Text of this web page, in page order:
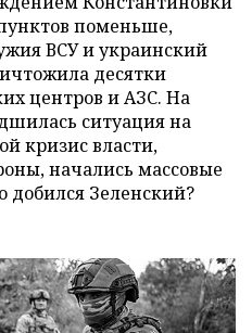
поменьше,
ВСУ и украинский
десятки
центров и АЗС. На
ситуация на
кризис власти,
начались массовые
добился Зеленский?